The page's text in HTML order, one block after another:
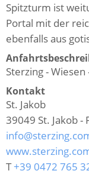
Spitzturm ist
Portal mit der
ebenfalls aus
Sterzing - Wiesen
Kontakt
St. Jakob
39049 St. Jakob -
T+39 0472 765